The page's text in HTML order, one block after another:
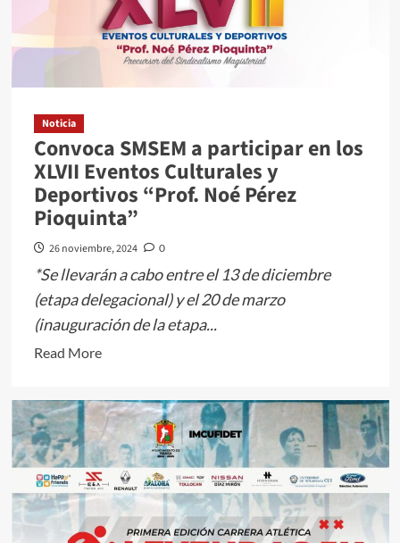
Noticia
Convoca SMSEM a participar en los
XLVII Eventos Culturales y
Deportivos “Prof. Noé Pérez
Pioquinta”
26 noviembre, 2024 0
*Se llevarán a cabo entre el 13 de diciembre
(etapa delegacional) y el 20 de marzo
(inauguración de la etapa...
Read MoreRead
about
Convoca
SMSEM
a
participar
los